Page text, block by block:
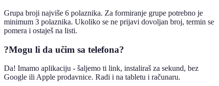
Grupa broji najviše 6 polaznika. Za formiranje grupe potrebno je
minimum 3 polaznika. Ukoliko se ne prijavi dovoljan broj, termin se
pomera i ostaješ na listi.
?Mogu li da učim sa telefona?
Da! Imamo aplikaciju - šaljemo ti link, instaliraš za sekund, bez
Google ili Apple prodavnice. Radi i na tabletu i računaru.